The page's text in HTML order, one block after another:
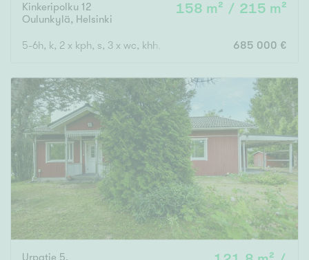
Kinkeripolku 12
Oulunkylä, Helsinki
158 m² / 215 m²
5-6h, k, 2 x kph, s, 3 x wc, khh, p, terassi, var, vh.685 000 €
Urpatie 5,